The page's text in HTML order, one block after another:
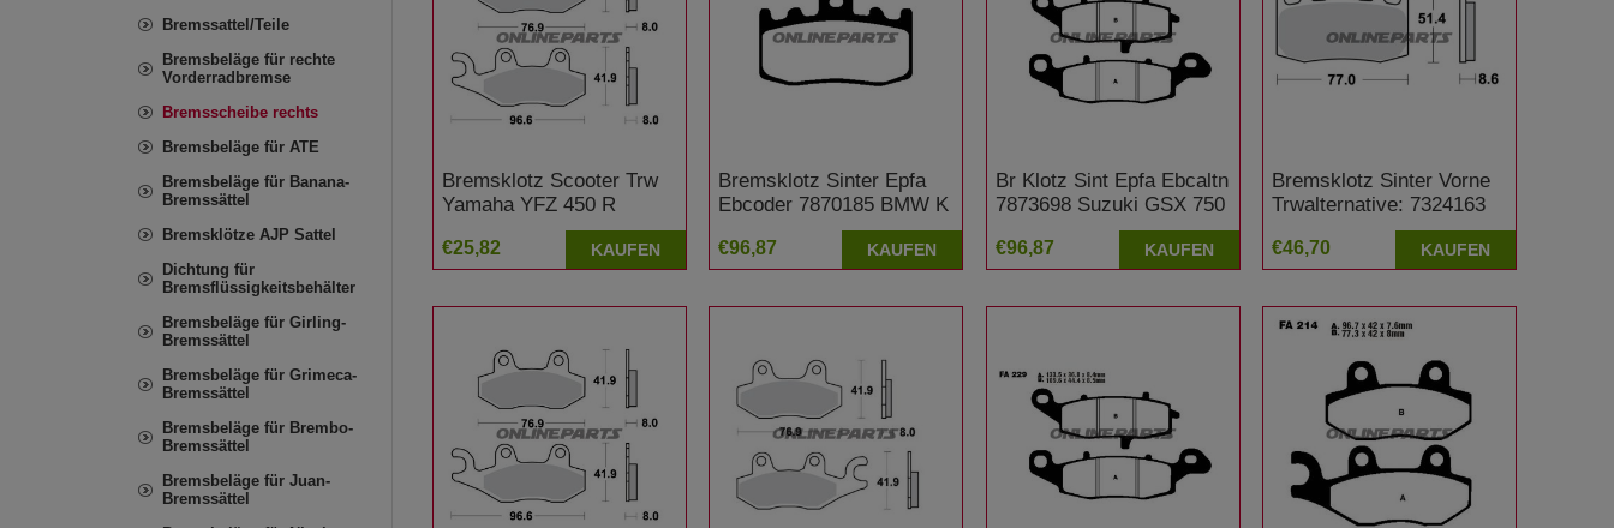
Bremsklotz Scooter Trw
Yamaha YFZ 450 R
€25,82 KAUFEN
Bremsklotz Sinter Epfa
Ebcoder 7870185 BMW K
1200 RS 5,0 Zoll Felge
ABS
€96,87 KAUFEN
Br Klotz Sint Epfa Ebcaltn
7873698 Suzuki GSX 750
€96,87 KAUFEN
Bremsklotz Sinter Vorne
Trwalternative: 7324163
BMW K 1200 RS 5,0 Zoll
Felge ABS
€46,70 KAUFEN
Bremssattel/Teile
Bremsbeläge für rechte
Vorderradbremse
Bremsscheibe rechts
Bremsbeläge für ATE
Bremsbeläge für Banana-
Bremssättel
Bremsklötze AJP Sattel
Dichtung für
Bremsflüssigkeitsbehälter
Bremsbeläge für Girling-
Bremssättel
Bremsbeläge für Grimeca-
Bremssättel
Bremsbeläge für Brembo-
Bremssättel
Bremsbeläge für Juan-
Bremssättel